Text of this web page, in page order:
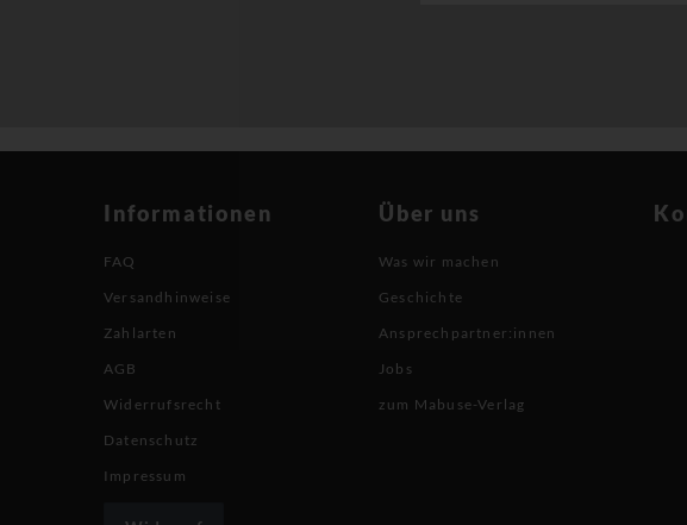
Informationen
FAQ
Versandhinweise
Zahlarten
AGB
Widerrufsrecht
Datenschutz
Impressum
Über uns
Was wir machen
Geschichte
Ansprechpartner:innen
Jobs
zum Mabuse-Verlag